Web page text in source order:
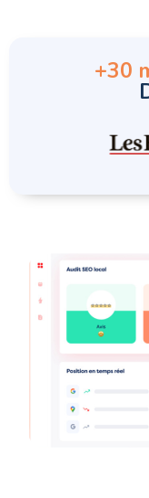
+30